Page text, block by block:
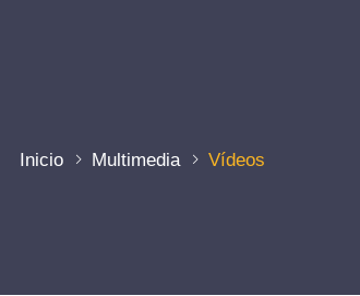
Inicio Multimedia Vídeos